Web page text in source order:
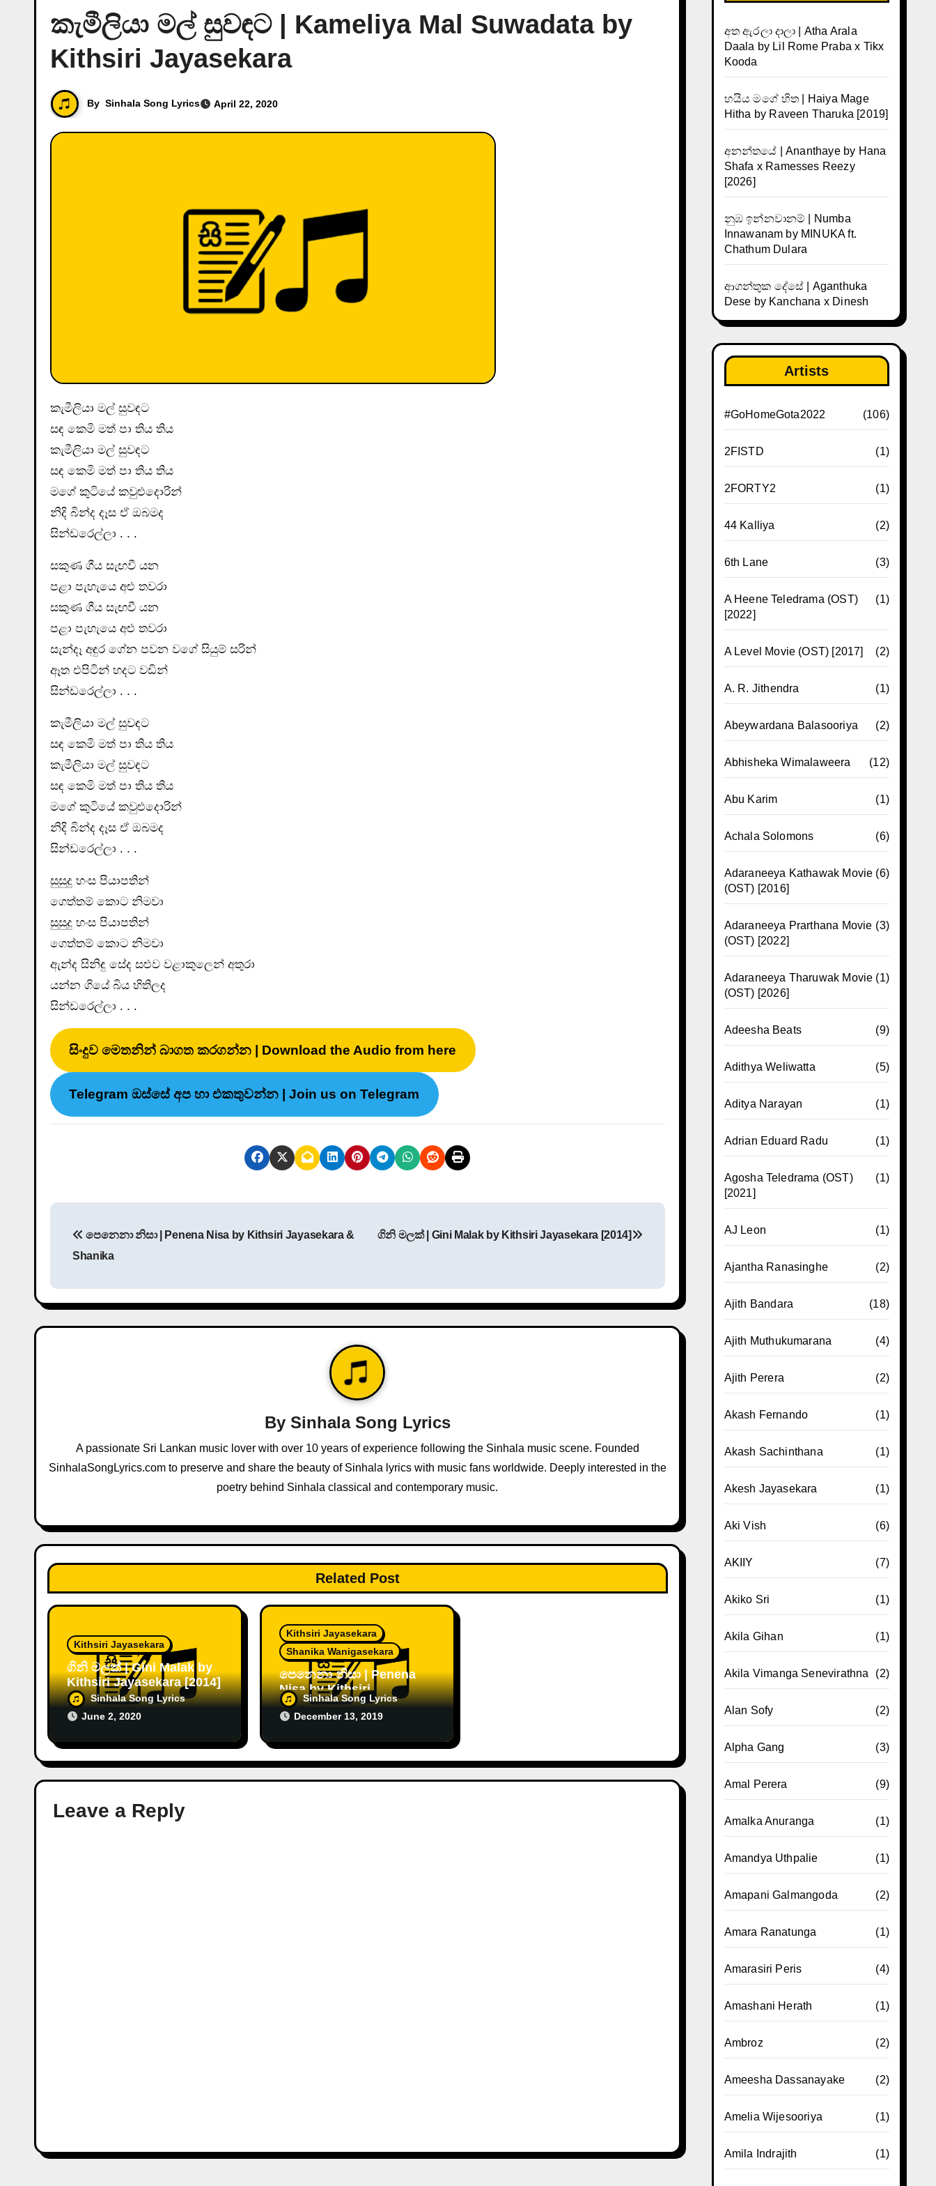
කැමීලියා මල් සුවඳට | Kameliya Mal Suwadata by
Kithsiri Jayasekara
By Sinhala Song Lyrics April 22, 2020
කැමීලියා මල් සුවඳට
සඳ කෙමි මත් පා තිය තිය
කැමීලියා මල් සුවඳට
සඳ කෙමි මත් පා තිය තිය
මගේ කුටියේ කවුළුදොරින්
නිදි බින්ද දෑස ඒ ඔබමද
සින්ඩරෙල්ලා . . .
සකුණ ගීය සැඟවී යන
පළා පැහැයෙ අළු තවරා
සකුණ ගීය සැඟවී යන
පළා පැහැයෙ අළු තවරා
සැන්දෑ අඳුර ගේන පවන වගේ සියුම් සරින්
ඈත එපිටින් හදට වඩින්
සින්ඩරෙල්ලා . . .
කැමීලියා මල් සුවඳට
සඳ කෙමි මත් පා තිය තිය
කැමීලියා මල් සුවඳට
සඳ කෙමි මත් පා තිය තිය
මගේ කුටියේ කවුළුදොරින්
නිදි බින්ද දෑස ඒ ඔබමද
සින්ඩරෙල්ලා . . .
සුසුදු හංස පියාපතින්
ගෙත්තම් කොට නිමවා
සුසුදු හංස පියාපතින්
ගෙත්තම් කොට නිමවා
ඇන්ද සිනිඳු සේද සළුව වළාකුලෙන් අතුරා
යන්න ගියේ බිය හිතිලද
සින්ඩරෙල්ලා . . .
සිංදුව මෙතනින් බාගත කරගන්න | Download the Audio from here
Telegram ඔස්සේ අප හා එකතුවන්න | Join us on Telegram
t
n
a
i
o
n
පෙනෙනා නිසා | Penena Nisa by Kithsiri Jayasekara &
Shanika
ගිනි මලක් | Gini Malak by Kithsiri Jayasekara [2014]
By Sinhala Song Lyrics
A passionate Sri Lankan music lover with over 10 years of experience following the Sinhala music scene. Founded
SinhalaSongLyrics.com to preserve and share the beauty of Sinhala lyrics with music fans worldwide. Deeply interested in the
poetry behind Sinhala classical and contemporary music.
Related Post
Kithsiri Jayasekara
ගිනි මලක් | Gini Malak by
Kithsiri Jayasekara [2014]
Sinhala Song Lyrics
June 2, 2020
Kithsiri Jayasekara
Shanika Wanigasekara
පෙනෙනා නිසා | Penena
Nisa by Kithsiri
Jayasekara & Shanika
Sinhala Song Lyrics
December 13, 2019
Leave a Reply
අත ඇරලා දාලා | Atha Arala
Daala by Lil Rome Praba x Tikx
Kooda
හයිය මගේ හිත | Haiya Mage
Hitha by Raveen Tharuka [2019]
අනන්තයේ | Ananthaye by Hana
Shafa x Ramesses Reezy
[2026]
නුඹ ඉන්නවානම් | Numba
Innawanam by MINUKA ft.
Chathum Dulara
ආගන්තුක දේසේ | Aganthuka
Dese by Kanchana x Dinesh
Artists
#GoHomeGota2022 (106)
2FISTD (1)
2FORTY2 (1)
44 Kalliya (2)
6th Lane (3)
A Heene Teledrama (OST)
[2022]
(1)
A Level Movie (OST) [2017] (2)
A. R. Jithendra (1)
Abeywardana Balasooriya (2)
Abhisheka Wimalaweera (12)
Abu Karim (1)
Achala Solomons (6)
Adaraneeya Kathawak Movie
(OST) [2016]
(6)
Adaraneeya Prarthana Movie
(OST) [2022]
(3)
Adaraneeya Tharuwak Movie
(OST) [2026]
(1)
Adeesha Beats (9)
Adithya Weliwatta (5)
Aditya Narayan (1)
Adrian Eduard Radu (1)
Agosha Teledrama (OST)
[2021]
(1)
AJ Leon (1)
Ajantha Ranasinghe (2)
Ajith Bandara (18)
Ajith Muthukumarana (4)
Ajith Perera (2)
Akash Fernando (1)
Akash Sachinthana (1)
Akesh Jayasekara (1)
Aki Vish (6)
AKIIY (7)
Akiko Sri (1)
Akila Gihan (1)
Akila Vimanga Senevirathna (2)
Alan Sofy (2)
Alpha Gang (3)
Amal Perera (9)
Amalka Anuranga (1)
Amandya Uthpalie (1)
Amapani Galmangoda (2)
Amara Ranatunga (1)
Amarasiri Peris (4)
Amashani Herath (1)
Ambroz (2)
Ameesha Dassanayake (2)
Amelia Wijesooriya (1)
Amila Indrajith (1)